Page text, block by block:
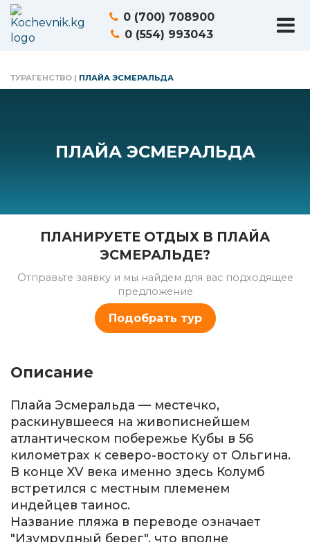
0 (700) 708900
0 (554) 993043
ТУРАГЕНСТВО | ПЛАЙА ЭСМЕРАЛЬДА
ПЛАЙА ЭСМЕРАЛЬДА
ПЛАНИРУЕТЕ ОТДЫХ В ПЛАЙА
ЭСМЕРАЛЬДЕ?
Отправьте заявку и мы найдем для вас подходящее
предложение
Подобрать тур
Описание
Плайа Эсмеральда — местечко,
раскинувшееся на живописнейшем
атлантическом побережье Кубы в 56
километрах к северо-востоку от Ольгина.
В конце XV века именно здесь Колумб
встретился с местным племенем
индейцев таинос.
Название пляжа в переводе означает
"Изумрудный берег", что вполне